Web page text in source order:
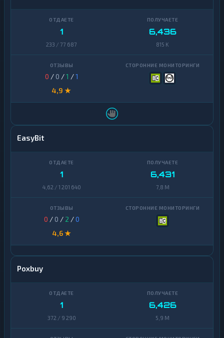
1
233 / 77 687
6,436
815 K
0 / 0 /1 /1
4,9 ★
EasyBit
1
4,62 / 1 201 640
6,431
7,8 M
0 / 0 / 2 /0
4,6 ★
Poxbuy
1
372 / 9 290
6,426
5,9 M